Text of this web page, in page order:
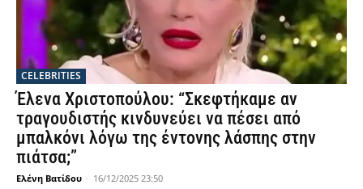
CELEBRITIES
Έλενα Χριστοπούλου: “Σκεφτήκαμε αν
τραγουδιστής κινδυνεύει να πέσει από
μπαλκόνι λόγω της έντονης λάσπης στην
πιάτσα;”
Ελένη Βατίδου - 16/12/2025 23:50